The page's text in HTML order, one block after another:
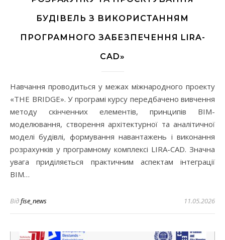
БУДІВЕЛЬ З ВИКОРИСТАННЯМ
ПРОГРАМНОГО ЗАБЕЗПЕЧЕННЯ LIRA-
CAD»
Навчання проводиться у межах міжнародного проекту
«THE BRIDGE». У програмі курсу передбачено вивчення
методу скінченних елементів, принципів BIM-
моделювання, створення архітектурної та аналітичної
моделі будівлі, формування навантажень і виконання
розрахунків у програмному комплексі LIRA-CAD. Значна
увага приділяється практичним аспектам інтеграції
BIM…
Відfise_news 11.05.2026